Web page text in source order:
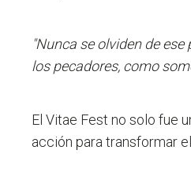
"Nunca se olviden de
los pecadores, como
El Vitae Fest no solo fue
acción para transformar